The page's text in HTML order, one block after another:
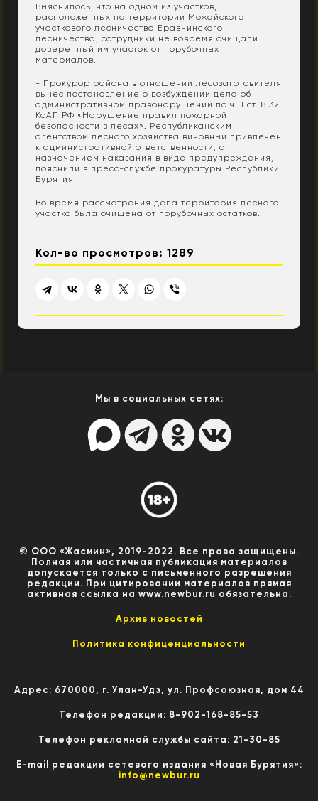
Выяснилось, что на одном из участков,
расположенных на территории Можайского
участкового лесничества Еравнинского
лесничества, сотрудники не вовремя очищали
доверенный им участок от порубочных
материалов.
- Прокурор района в отношении лесозаготовителя
вынес постановление о возбуждении дела об
административном правонарушении по ч. 1 ст. 8.32
КоАП РФ «Нарушение правил пожарной
безопасности в лесах». Республиканским
агентством лесного хозяйства виновный привлечен
к административной ответственности, с
назначением наказания в виде предупреждения, -
пояснили в пресс-службе прокуратуры Республики
Бурятия.
Во время рассмотрения дела территория лесного
участка была очищена от порубочных остатков.
Кол-во просмотров: 1289
Мы в социальных сетях:
© ООО «Жасмин», 2019-2022. Все права защищены.
Полная или частичная публикация материалов
допускается только с письменного разрешения
редакции. При цитировании материалов прямая
активная ссылка на www.newbur.ru обязательна.
Архив новостей
Политика конфиценциальности
Адрес: 670000, г. Улан-Удэ, ул. Профсоюзная, дом 44
Телефон редакции: 8-902-168-85-53
Телефон рекламной службы сайта: 21-30-85
E-mail редакции сетевого издания «Новая Бурятия»:
info@newbur.ru